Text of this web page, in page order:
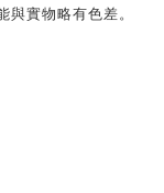
實物略有色差。